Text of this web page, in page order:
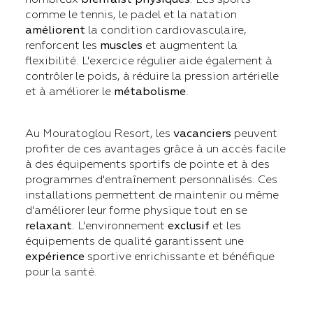
comme le tennis, le padel et la natation
améliorent la condition cardiovasculaire,
renforcent les muscles et augmentent la
flexibilité. L'exercice régulier aide également à
contrôler le poids, à réduire la pression artérielle
et à améliorer le métabolisme.
Au Mouratoglou Resort, les vacanciers peuvent
profiter de ces avantages grâce à un accès facile
à des équipements sportifs de pointe et à des
programmes d'entraînement personnalisés. Ces
installations permettent de maintenir ou même
d'améliorer leur forme physique tout en se
relaxant. L'environnement exclusif et les
équipements de qualité garantissent une
expérience sportive enrichissante et bénéfique
pour la santé.